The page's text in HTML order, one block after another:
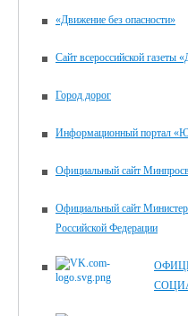
«Движение без опасности»
Сайт всероссийской газеты
Город дорог
Информационный портал
Официальный сайт
Официальный сайт
Российской Федерации